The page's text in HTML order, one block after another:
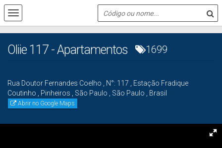
Oliie 117 - Apartamentos 1699
Rua Doutor Fernandes Coelho N°: 117
Estação Fradique
Coutinho
Pinheiros São Paulo São Paulo Brasil
Abrir no Google Maps